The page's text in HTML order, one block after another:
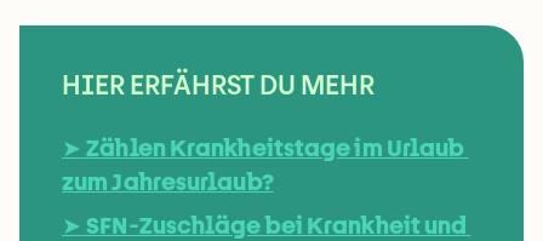
HIER ERFÄHRST DU MEHR
➤ Zählen Krankheitstage im Urlaub
zum Jahresurlaub?
➤ SFN-Zuschläge bei Krankheit und